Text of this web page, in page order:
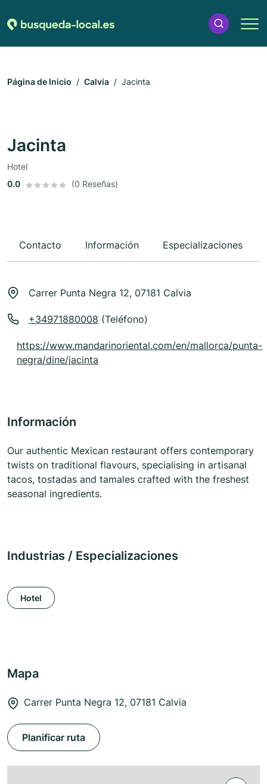
Página de Inicio Calvia Jacinta
Jacinta
Hotel
0.0
(0 Reseñas)
Contacto Información Especializaciones
Carrer Punta Negra 12, 07181 Calvia
+34971880008 (Teléfono)
https://www.mandarinoriental.com/en/mallorca/punta-
negra/dine/jacinta
Información
Our authentic Mexican restaurant offers contemporary
twists on traditional flavours, specialising in artisanal
tacos, tostadas and tamales crafted with the freshest
seasonal ingredients.
Industrias / Especializaciones
Hotel
Mapa
Carrer Punta Negra 12, 07181 Calvia
Planificar ruta